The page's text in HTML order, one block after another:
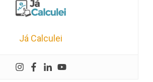
Já Calculei